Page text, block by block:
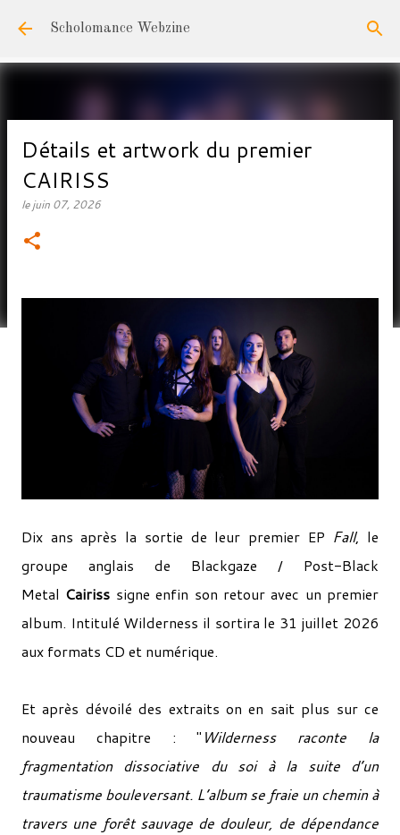
Accéder au contenu principal
Scholomance Webzine
Détails et artwork du premier
CAIRISS
lejuin 07, 2026
Dix ans après la sortie de leur premier EP Fall, le
groupe anglais de Blackgaze / Post-Black
Metal Cairiss signe enfin son retour avec un premier
album. Intitulé Wilderness il sortira le 31 juillet 2026
aux formats CD et numérique.
Et après dévoilé des extraits on en sait plus sur ce
nouveau chapitre : " Wilderness raconte la
fragmentation dissociative du soi à la suite d’un
traumatisme bouleversant. L’album se fraie un chemin à
travers une forêt sauvage de douleur, de dépendance